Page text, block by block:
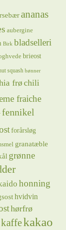
ananas
aubergine
Birk bladselleri
brieost
squash bønner
frøchili
fraiche
fennikel
forårsløg
granatæble
grønne
honning
hvidvin
hørfrø
kaffekakao